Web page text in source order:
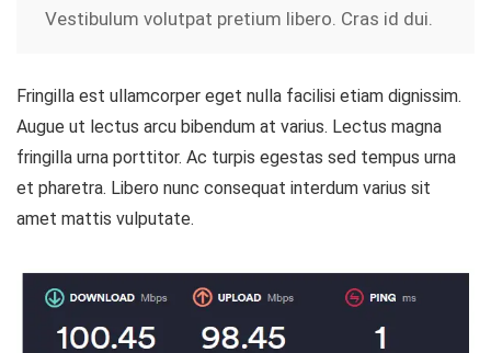
Vestibulum volutpat pretium libero. Cras id dui.
Fringilla est ullamcorper eget nulla facilisi etiam dignissim.
Augue ut lectus arcu bibendum at varius. Lectus magna
fringilla urna porttitor. Ac turpis egestas sed tempus urna
et pharetra. Libero nunc consequat interdum varius sit
amet mattis vulputate.